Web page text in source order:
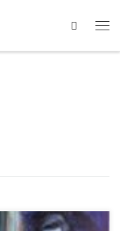
Search